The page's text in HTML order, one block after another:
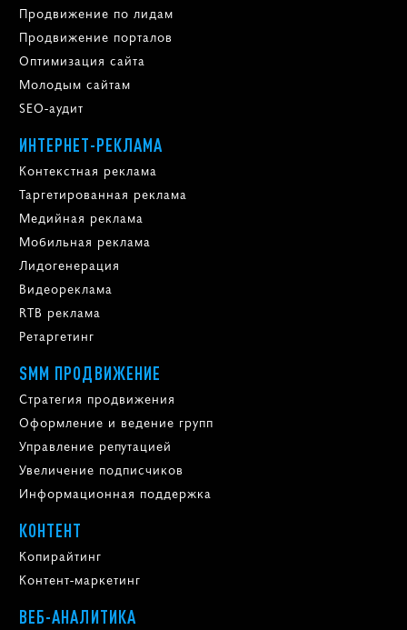
Продвижение по лидам
Продвижение порталов
Оптимизация сайта
Молодым сайтам
SEO-аудит
ИНТЕРНЕТ-РЕКЛАМА
Контекстная реклама
Таргетированная реклама
Медийная реклама
Мобильная реклама
Лидогенерация
Видеореклама
RTB реклама
Ретаргетинг
SMM ПРОДВИЖЕНИЕ
Стратегия продвижения
Оформление и ведение групп
Управление репутацией
Увеличение подписчиков
Информационная поддержка
КОНТЕНТ
Копирайтинг
Контент-маркетинг
ВЕБ-АНАЛИТИКА